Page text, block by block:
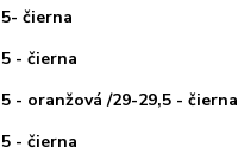
čierna
- čierna
- oranžová /29-29,5 - čierna
- čierna